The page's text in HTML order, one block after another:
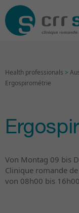
Health professionals >
Ergospirométrie
Von Montag 09 bis
Clinique romande
von 08h00 bis 16h00